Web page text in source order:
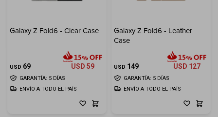
Galaxy Z Fold6 - Clear Case
USD 69 USD 59
GARANTÍA: 5 DÍAS
ENVÍO A TODO EL PAÍS
Galaxy Z Fold6 - Leather
Case
USD 149 USD 127
GARANTÍA: 5 DÍAS
ENVÍO A TODO EL PAÍS